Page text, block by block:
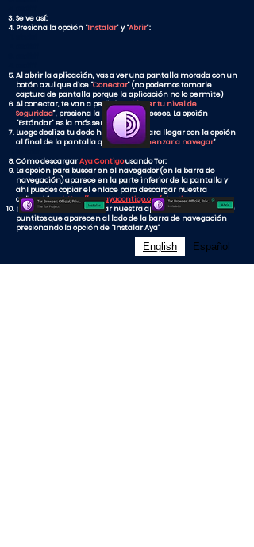
Se ve así:
Presiona la opción “Instalar” y “Abrir”:
Al abrir la aplicación, vas a ver una pantalla morada con un
botón azul que dice “Conectar” (no podemos tomarle
captura de pantalla porque la aplicación no lo permite)
Al conectar, te van a pedir “Establecer tu nivel de
Seguridad”, presiona la opción que desees. La opción
“Estándar” es la más sencilla
Luego desliza tu dedo hacia arriba para llegar con la opción
al final de la pantalla que dice “Comenzar a navegar”
Cómo descargarAya Contigousando Tor:
La opción para buscar en el navegador (en la barra de
navegación) aparece en la parte inferior de la pantalla y
ahí puedes copiar el enlace para descargar nuestra
aplicación:https://app.ayacontigo.org/abortion
¡Listo! Ya podrás descargar nuestra aplicación en los tres (3)
puntitos que aparecen al lado de la barra de navegación
presionando la opción de “Instalar Aya”
English Español